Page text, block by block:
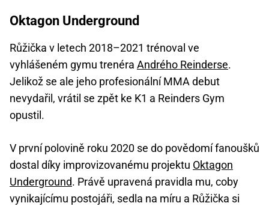
Oktagon Underground
Růžička v letech 2018–2021 trénoval ve
vyhlášeném gymu trenéra Andrého Reinderse.
Jelikož se ale jeho profesionální MMA debut
nevydařil, vrátil se zpět ke K1 a Reinders Gym
opustil.
V první polovině roku 2020 se do povědomí fanoušků
dostal díky improvizovanému projektu Oktagon
Underground. Právě upravená pravidla mu, coby
vynikajícímu postojáři, sedla na míru a Růžička si